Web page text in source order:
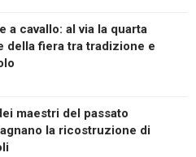
a cavallo: al via la quarta
della fiera tra tradizione e
maestri del passato
la ricostruzione di